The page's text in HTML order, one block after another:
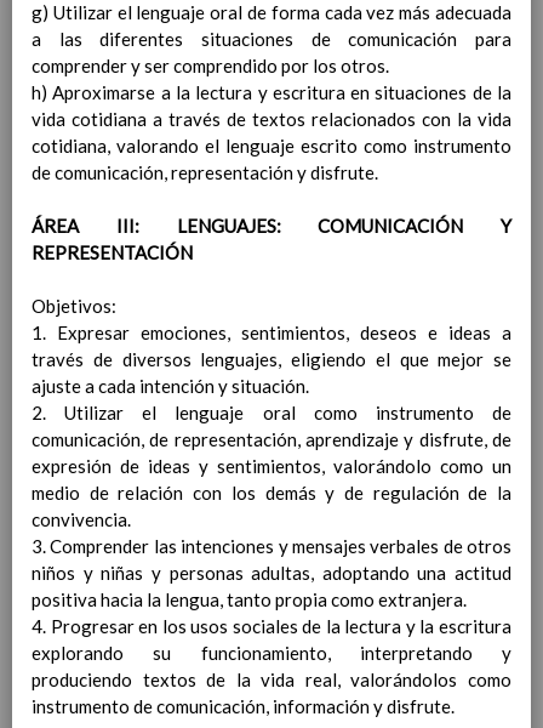
por etapas y ciclos
Aula de apoyo a la integraciÃ³n
LÃ­neas generales de los programas y
actuaciones del Equipo de
OrientaciÃ³n Educativa en el Centro
LÃ­neas generales para la acogida y el
trÃ¡nsito entre etapas educativas,
DescripciÃ³n de procedimientos para
recoger y organizar los datos acadÃ©micos
personales y materiales, de los que dispone
el centro, en relaciÃ³n con la orientaciÃ³n y la
acciÃ³n tutorial
ColaboraciÃ³n y coordinaciÃ³n con servicios
y agentes externos
Procedimientos y tÃ©cnicas para el
seguimiento y evaluaciÃ³n de las actividades
Anexos (modelos)
Plan de convivencia
IntroduccÃ­Ã³n
Normas de convivencia generales del centro
y particulares de cada aula y sistema que
detecte el incumplimiento de normas y
correcciones a aplicar
07 / oct / 2019
g) Utilizar el lenguaje oral de forma cada vez más adecuada
a las diferentes situaciones de comunicación para
comprender y ser comprendido por los otros.
h) Aproximarse a la lectura y escritura en situaciones de la
vida cotidiana a través de textos relacionados con la vida
cotidiana, valorando el lenguaje escrito como instrumento
de comunicación, representación y disfrute.
ÁREA III: LENGUAJES: COMUNICACIÓN Y
REPRESENTACIÓN
Objetivos:
1. Expresar emociones, sentimientos, deseos e ideas a
través de diversos lenguajes, eligiendo el que mejor se
ajuste a cada intención y situación.
2. Utilizar el lenguaje oral como instrumento de
comunicación, de representación, aprendizaje y disfrute, de
expresión de ideas y sentimientos, valorándolo como un
medio de relación con los demás y de regulación de la
convivencia.
3. Comprender las intenciones y mensajes verbales de otros
niños y niñas y personas adultas, adoptando una actitud
positiva hacia la lengua, tanto propia como extranjera.
4. Progresar en los usos sociales de la lectura y la escritura
explorando su funcionamiento, interpretando y
produciendo textos de la vida real, valorándolos como
instrumento de comunicación, información y disfrute.